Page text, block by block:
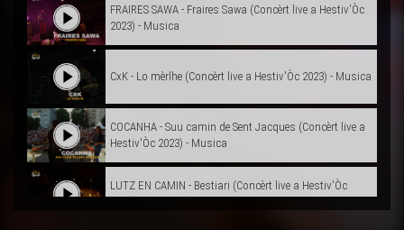
FRAIRES SAWA - Fraires Sawa (Concèrt live a Hestiv'Òc
2023) - Musica
CxK - Lo mèrlhe (Concèrt live a Hestiv'Òc 2023) - Musica
COCANHA - Suu camin de Sent Jacques (Concèrt live a
Hestiv'Òc 2023) - Musica
LUTZ EN CAMIN - Bestiari (Concèrt live a Hestiv'Òc